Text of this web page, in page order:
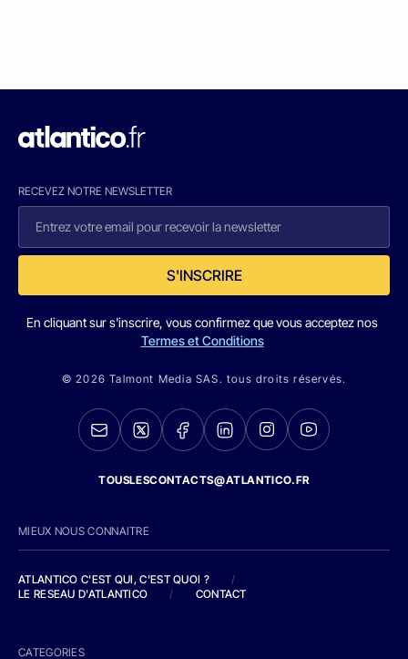
RECEVEZ NOTRE NEWSLETTER
S'INSCRIRE
En cliquant sur s'inscrire, vous confirmez que vous acceptez nos
Termes et Conditions
© 2026 Talmont Media SAS. tous droits réservés.
TOUSLESCONTACTS@ATLANTICO.FR
MIEUX NOUS CONNAITRE
ATLANTICO C'EST QUI, C'EST QUOI ?
/
LE RESEAU D'ATLANTICO
/ CONTACT
CATEGORIES